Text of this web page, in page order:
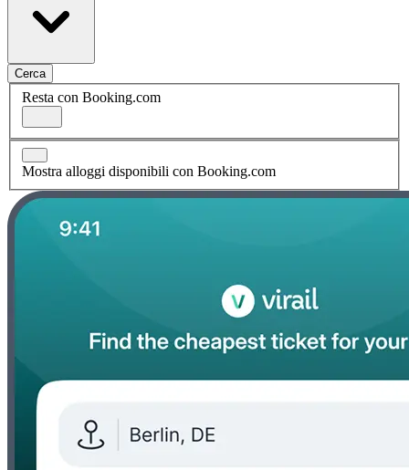
Cerca
Resta con Booking.com
Mostra alloggi disponibili con Booking.com